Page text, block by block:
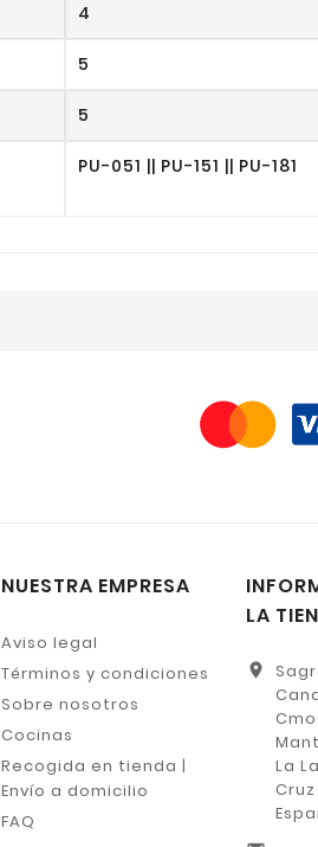
4
5
5
PU-051 || PU-151 || PU-181
NUESTRA EMPRESA
Aviso legal
Términos y condiciones
Sobre nosotros
Cocinas
Recogida en tienda |
Envío a domicilio
FAQ
LA
location_on
La